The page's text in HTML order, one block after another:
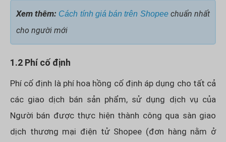
Xem thêm: Cách tính giá bán trên Shopee chuẩn nhất
cho người mới
1.2 Phí cố định
Phí cố định là phí hoa hồng cố định áp dụng cho tất cả
các giao dịch bán sản phẩm, sử dụng dịch vụ của
Người bán được thực hiện thành công qua sàn giao
dịch thương mại điện tử Shopee (đơn hàng nằm ở